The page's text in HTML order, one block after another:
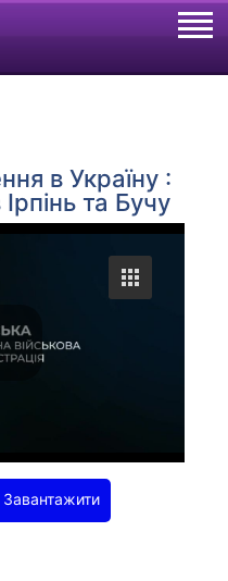
в Україну :
та Бучу
Завантажити